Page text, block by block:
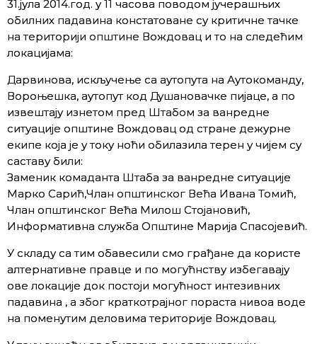
31.јула 2014.год. у 11 часова поводом јучерашњих
обилних падавина констатоване су критичне тачке
на територији општине Вождовац и то на следећим
локацијама:
Дарвинова, искључење са аутопута на Аутокоманду,
Вороњешка, аутопут код Душановачке пијаце, а по
извештају изнетом пред Штабом за ванредне
ситуације општине Вождовац од стране дежурне
екипе која је у току ноћи обилазила терен у чијем су
саставу били:
Заменик комаданта Штаба за ванредне ситуације
Марко Сарић,Члан општинског Већа Ивана Томић,
Члан општинског Већа Милош Стојановић,
Информативна служба Општине Марија Спасојевић.
У складу са тим обавесили смо грађане да користе
алтернативне правце и по могућнству избегавају
ове локације док постоји могућност интезивних
падавина , а због краткотрајног пораста нивоа воде
на поменутим деловима територије Вождовац.